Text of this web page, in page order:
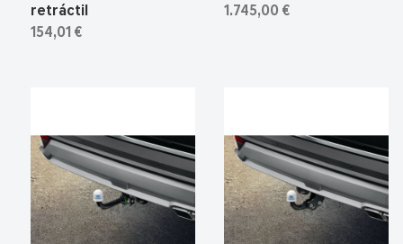
retráctil
154,01 €
1.745,00 €